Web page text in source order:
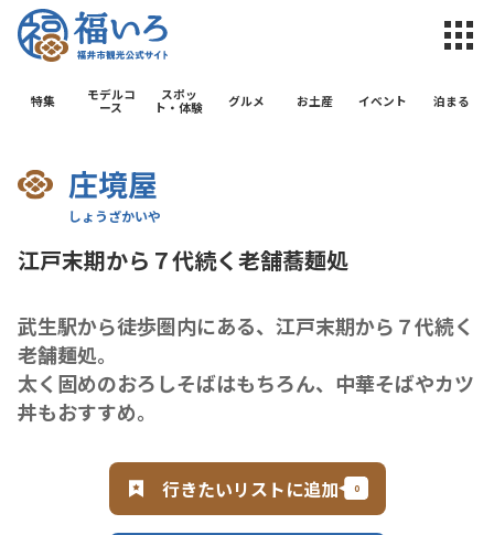
福井市観光
特集
モデルコ
ース
スポッ
ト・体験
グルメ お土産 イベント 泊まる
庄境屋
江戸末期から７代続く老舗蕎麺処
武生駅から徒歩圏内にある、江戸末期から７代続く
老舗麺処。
太く固めのおろしそばはもちろん、中華そばやカツ
丼もおすすめ。
行きたいリストに追加